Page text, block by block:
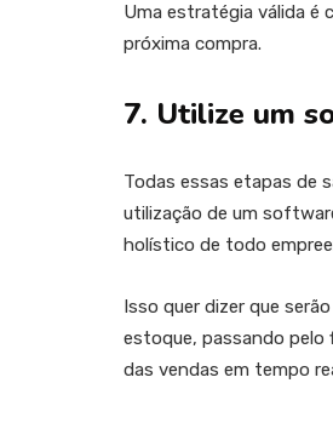
Uma estratégia válida é
próxima compra.
7. Utilize um
Todas essas etapas de
utilização de um
holístico de todo
Isso quer dizer que
estoque, passando pelo
das vendas em tempo